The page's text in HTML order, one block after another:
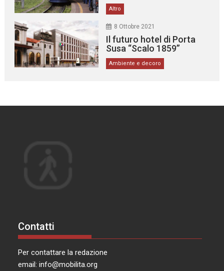
Altro
8 Ottobre 2021
Il futuro hotel di Porta
Susa “Scalo 1859”
Ambiente e decoro
Contatti
Per contattare la redazione
email:info@mobilita.org